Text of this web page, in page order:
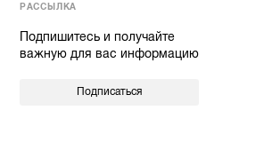
РАССЫЛКА
Подпишитесь и получайте
важную для вас информацию
Подписаться